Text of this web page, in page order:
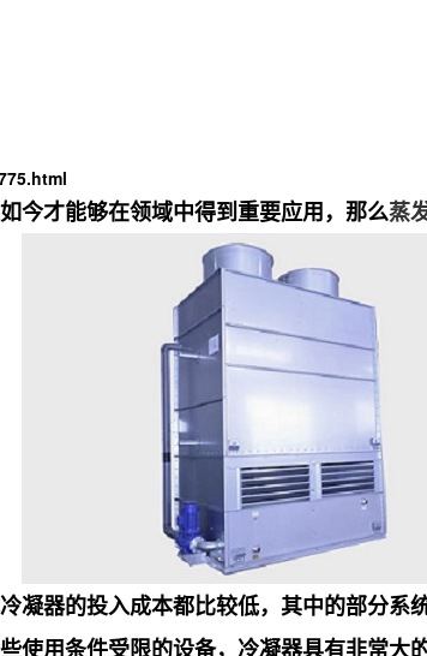
今才能够在领域中得到重要应用，那么蒸
器的投入成本都比较低，其中的部分系
用条件受限的设备，冷凝器具有非常大